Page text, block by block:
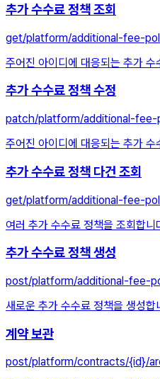
추가 수수료 정책 조회
get/platform/additional-fee-
주어진 아이디에 대응되는 추가
추가 수수료 정책 수정
patch/platform/additional-fee-
주어진 아이디에 대응되는 추가
추가 수수료 정책 다건 조회
get/platform/additional-fee-
여러 추가 수수료 정책을 조회합니
추가 수수료 정책 생성
post/platform/additional-fee-
새로운 추가 수수료 정책을 생성합
계약 보관
post/platform/contracts/{id}/